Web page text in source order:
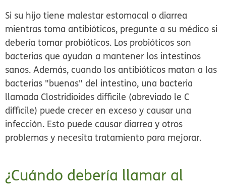
Si su hijo tiene malestar estomacal o diarrea
mientras toma antibióticos, pregunte a su médico si
debería tomar probióticos. Los probióticos son
bacterias que ayudan a mantener los intestinos
sanos. Además, cuando los antibióticos matan a las
bacterias "buenas" del intestino, una bacteria
llamada Clostridioidesdifficile (abreviado le C
difficile) puede crecer en exceso y causar una
infección. Esto puede causar diarrea y otros
problemas y necesita tratamiento para mejorar.
¿Cuándo debería llamar al